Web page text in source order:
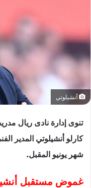
أنشيلوتي
تنوى إدارة نادى ريال
كارلو أنشيلوتي المدير
شهر يونيو المقبل.
غموض مستقبل